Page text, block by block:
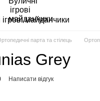
ігрові майданчики
парта та стілець
Grey
Написати відгук